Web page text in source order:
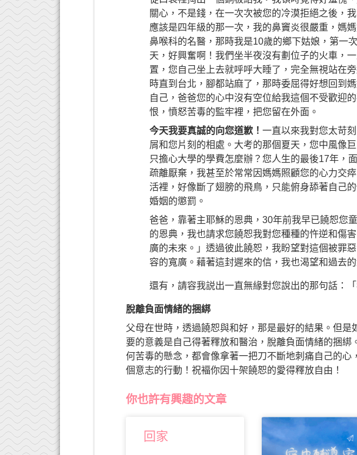
關心，不是錢，在一次次被您的冷漠拒絕之後，
應該是四年級的那一次，我的鼻竇炎很嚴重，媽
鼻喉科的名醫，那時我是10歲的鄉下姑娘，第一
天，好興奮啊！我們坐半夜沒有劃位子的火車，
置，您自己坐上去就呼呼大睡了，完全無視站在
時直到台北，腳都站麻了，那時委屈得好想回到
自己，爸爸您的心中沒有空位給我這個不受歡迎
恨，憤怒苦毒的監牢裡，把您留在外面。
今天我要真誠的向您道歉！一直以來我對您太苛
屑和您片刻的相處。大考的那個夏天，您中風像
只擔心大學的學費怎麼辦？您人生的最後17年，
疏離厭棄，我甚至於常常因媽媽照顧您的心力交
活裡，好像斷了翅膀的飛鳥，只能俯身舔著自己
婚姻的懲罰。
爸爸，靠著主耶穌的恩典，30年前我早已饒恕您
的恩典，我也請求您饒恕我對您種種的忤逆和傷
廣的未來。」透過彼此饒恕，我盼望對這個被罪
容的寬廣。藉著這封遲來的信，我也渴望和過去
還有，請容我説出一直無緣對您說出的那句話：「
脫離負面情緒的捆綁
父母在世時，透過饒恕與和好，那是最好的結果。但
要的意義是自己得著釋放和醫治，脫離負面情緒的捆
何苦毒的懸念，都會像拿著一把刀不斷地刺痛自己的
個意志的行動！祝褔你因十架饒恕的愛得釋放自由！
你也許有興趣的文章
回家